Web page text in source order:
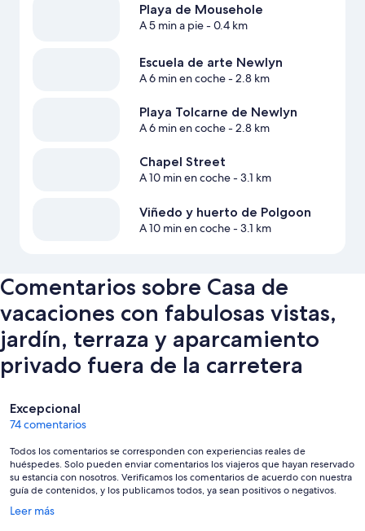
Playa de Mousehole
A 5 min a pie- 0.4 km
Escuela de arte Newlyn
A 6 min en coche- 2.8 km
Playa Tolcarne de Newlyn
A 6 min en coche- 2.8 km
Chapel Street
A 10 min en coche- 3.1 km
Viñedo y huerto de Polgoon
A 10 min en coche- 3.1 km
Comentarios sobre Casa de
vacaciones con fabulosas vistas,
jardín, terraza y aparcamiento
privado fuera de la carretera
Comentarios
Excepcional
74 comentarios
Todos los comentarios se corresponden con experiencias reales de
huéspedes. Solo pueden enviar comentarios los viajeros que hayan reservado
su estancia con nosotros. Verificamos los comentarios de acuerdo con nuestra
guía de contenidos, y los publicamos todos, ya sean positivos o negativos.
Leer más
Se